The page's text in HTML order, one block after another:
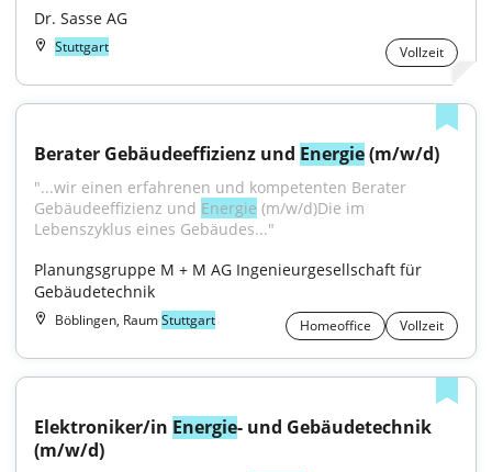
Dr. Sasse AG
Stuttgart Vollzeit
Berater Gebäudeeffizienz und Energie (m/w/d)
"...wir einen erfahrenen und kompetenten Berater
Gebäudeeffizienz und Energie (m/w/d)Die im
Lebenszyklus eines Gebäudes..."
Planungsgruppe M + M AG Ingenieurgesellschaft für
Gebäudetechnik
Böblingen, RaumStuttgart Homeoffice Vollzeit
Elektroniker/in Energie- und Gebäudetechnik
(m/w/d)